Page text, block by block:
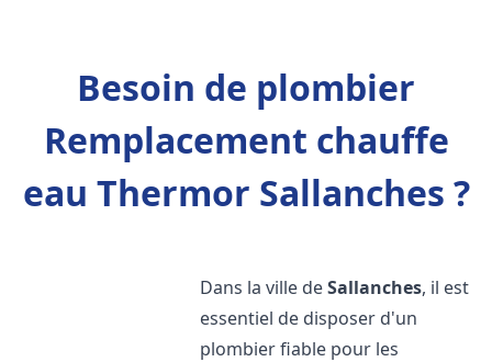
Besoin de plombier
Remplacement chauffe
eau Thermor Sallanches ?
Dans la ville deSallanches, il est
essentiel de disposer d'un
plombier fiable pour les